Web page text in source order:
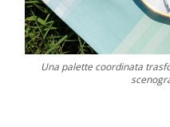
Una palette coordinata